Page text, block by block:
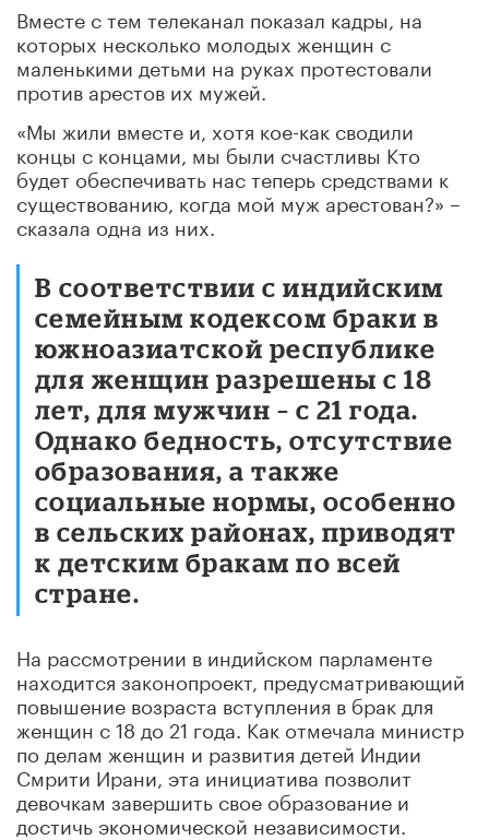
Вместе с тем телеканал показал кадры, на
которых несколько молодых женщин с
маленькими детьми на руках протестовали
против арестов их мужей.
«Мы жили вместе и, хотя кое-как сводили
концы с концами, мы были счастливы Кто
будет обеспечивать нас теперь средствами к
существованию, когда мой муж арестован?» –
сказала одна из них.
В соответствии с индийским
семейным кодексом браки в
южноазиатской республике
для женщин разрешены с 18
лет, для мужчин – с 21 года.
Однако бедность, отсутствие
образования, а также
социальные нормы, особенно
в сельских районах, приводят
к детским бракам по всей
стране.
На рассмотрении в индийском парламенте
находится законопроект, предусматривающий
повышение возраста вступления в брак для
женщин с 18 до 21 года. Как отмечала министр
по делам женщин и развития детей Индии
Смрити Ирани, эта инициатива позволит
девочкам завершить свое образование и
достичь экономической независимости.